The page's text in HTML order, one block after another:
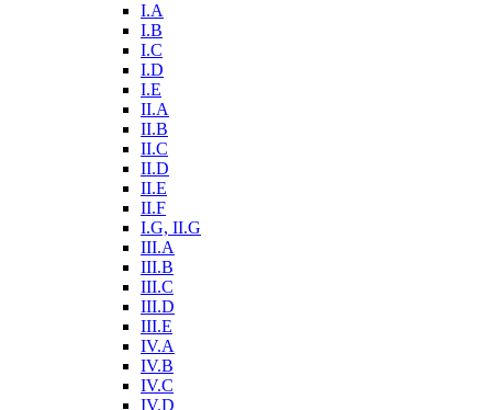
I.A
I.B
I.C
I.D
I.E
II.A
II.B
II.C
II.D
II.E
II.F
I.G, II.G
III.A
III.B
III.C
III.D
III.E
IV.A
IV.B
IV.C
IV.D